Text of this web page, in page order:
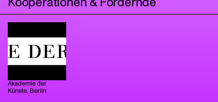
Kooperationen & Fördernde
Akademie der
Künste, Berlin